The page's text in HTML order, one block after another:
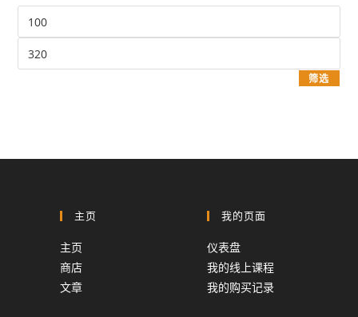
格
高
筛选
主页
主页
商店
文章
我的页面
仪表盘
我的线上课程
我的购买记录